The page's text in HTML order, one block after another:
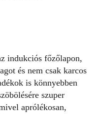
indukciós főzőlapon,
és nem csak karcos
is könnyebben
szuper
aprólékosan,